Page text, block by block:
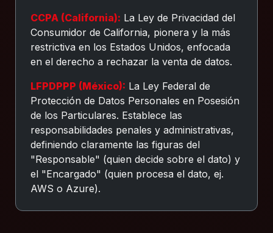
CCPA (California): La Ley de Privacidad del
Consumidor de California, pionera y la más
restrictiva en los Estados Unidos, enfocada
en el derecho a rechazar la venta de datos.
LFPDPPP (México): La Ley Federal de
Protección de Datos Personales en Posesión
de los Particulares. Establece las
responsabilidades penales y administrativas,
definiendo claramente las figuras del
"Responsable" (quien decide sobre el dato) y
el "Encargado" (quien procesa el dato, ej.
AWS o Azure).